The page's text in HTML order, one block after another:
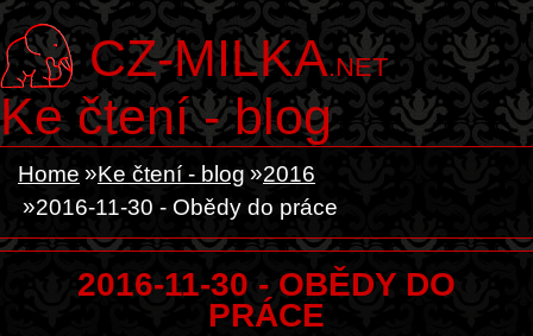
CZ-MILKA.NET
Ke čtení - blog
Home Ke čtení - blog
2016
2016-11-30 - Obědy do práce
2016-11-30 - OBĚDY DO
PRÁCE